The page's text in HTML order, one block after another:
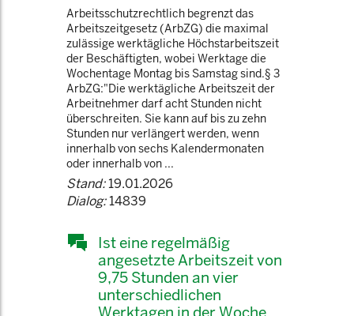
Arbeitsschutzrechtlich begrenzt das
Arbeitszeitgesetz (ArbZG) die maximal
zulässige werktägliche Höchstarbeitszeit
der Beschäftigten, wobei Werktage die
Wochentage Montag bis Samstag sind.§ 3
ArbZG:"Die werktägliche Arbeitszeit der
Arbeitnehmer darf acht Stunden nicht
überschreiten. Sie kann auf bis zu zehn
Stunden nur verlängert werden, wenn
innerhalb von sechs Kalendermonaten
oder innerhalb von ...
Stand:19.01.2026
Dialog:14839
Ist eine regelmäßig
angesetzte Arbeitszeit von
9,75 Stunden an vier
unterschiedlichen
Werktagen in der Woche